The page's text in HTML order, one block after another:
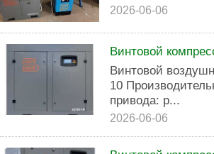
2026-06-06
Винтовой
Винтовой
10
привода: р...
2026-06-06